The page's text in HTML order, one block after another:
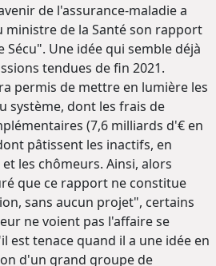
de l'assurance-maladie a
ministre de la Santé son rapport
Une idée qui semble déjà
tendues de fin 2021.
permis de mettre en lumière les
système, dont les frais de
(7,6 milliards d'€ en
pâtissent les inactifs, en
les chômeurs. Ainsi, alors
que ce rapport ne constitue
sans aucun projet", certains
ne voient pas l'affaire se
est tenace quand il a une idée en
d'un grand groupe de